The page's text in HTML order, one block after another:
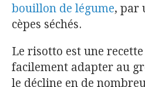
bouillon de légume, par
cèpes séchés.
Le risotto est une
facilement adapter au
le décline en de